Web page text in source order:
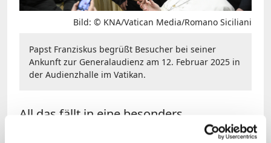
Bild: © KNA/Vatican Media/Romano Siciliani
Papst Franziskus begrüßt Besucher bei seiner
Ankunft zur Generalaudienz am 12. Februar 2025 in
der Audienzhalle im Vatikan.
All das fällt in eine besonders
anstrengende Zeit seines Pontifikats. Das